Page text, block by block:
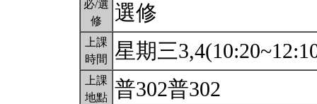
必/選
修
選修
上課
時間
星期三
上課
地點 普302普302